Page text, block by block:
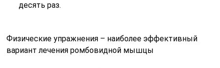
десять раз.
Физические упражнения – наиболее эффективный
вариант лечения ромбовидной мышцы